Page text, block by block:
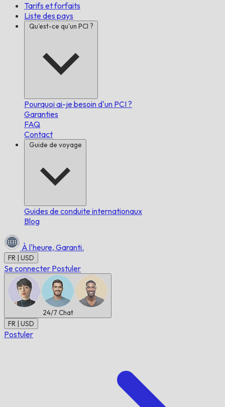
Tarifs et forfaits
Liste des pays
Qu'est-ce qu'un PCI ?
Pourquoi ai-je besoin d'un PCI ?
Garanties
FAQ
Contact
Guide de voyage
Guides de conduite internationaux
Blog
À l'heure, Garanti.
FR | USD
Se connecter Postuler
24/7 Chat
FR | USD
Postuler